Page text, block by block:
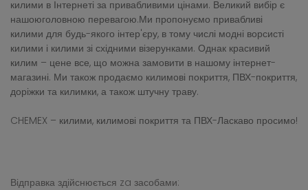
килими в Інтернеті за привабливими цінами. Великий вибір є
нашоюголовною перевагою.Ми пропонуємо привабливі
килими для будь-якого інтер'єру, в тому числі модні ворсисті
килими і килими зі східними візерунками. Однак красивий
килим – цене все, що можна замовити в нашому інтернет-
магазині. Ми також продаємо килимові покриття, ПВХ-покриття,
доріжки та килимки, а також штучну траву.
CHEMEX – килими, килимові покриття та ПВХ-Ласкаво просимо!
Відправка здійснюється za засобами: